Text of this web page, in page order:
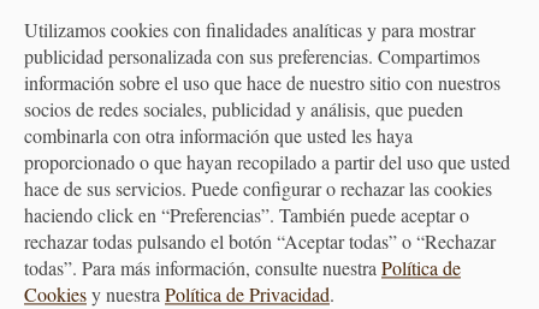
Mangas Desechables - paquete
de 10uds
Manga de Repostería Flexible
- Varios Tamaños
Utilizamos cookies con finalidades analíticas y para mostrar
publicidad personalizada con sus preferencias. Compartimos
información sobre el uso que hace de nuestro sitio con nuestros
socios de redes sociales, publicidad y análisis, que pueden
combinarla con otra información que usted les haya
proporcionado o que hayan recopilado a partir del uso que usted
hace de sus servicios. Puede configurar o rechazar las cookies
haciendo click en “Preferencias”. También puede aceptar o
rechazar todas pulsando el botón “Aceptar todas” o “Rechazar
todas”. Para más información, consulte nuestra Política de
Cookiesy nuestra Política de Privacidad.